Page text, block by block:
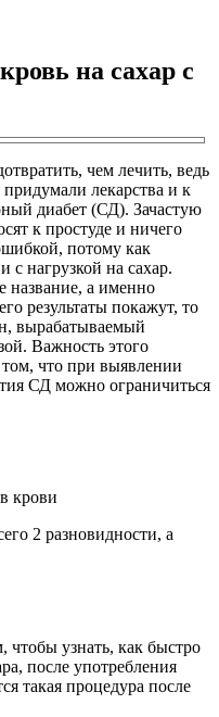
на сахар с
чем лечить, ведь
лекарства и к
диабет (СД). Зачастую
к простуде и ничего
потому как
с нагрузкой на сахар.
название, а именно
результаты покажут, то
вырабатываемый
Важность этого
том, что при выявлении
СД можно ограничиться
2 разновидности, а
чтобы узнать, как быстро
после употребления
такая процедура после